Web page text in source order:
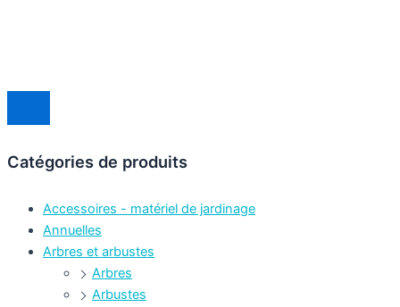
Catégories de produits
Accessoires - matériel de jardinage
Annuelles
Arbres et arbustes
Arbres
Arbustes